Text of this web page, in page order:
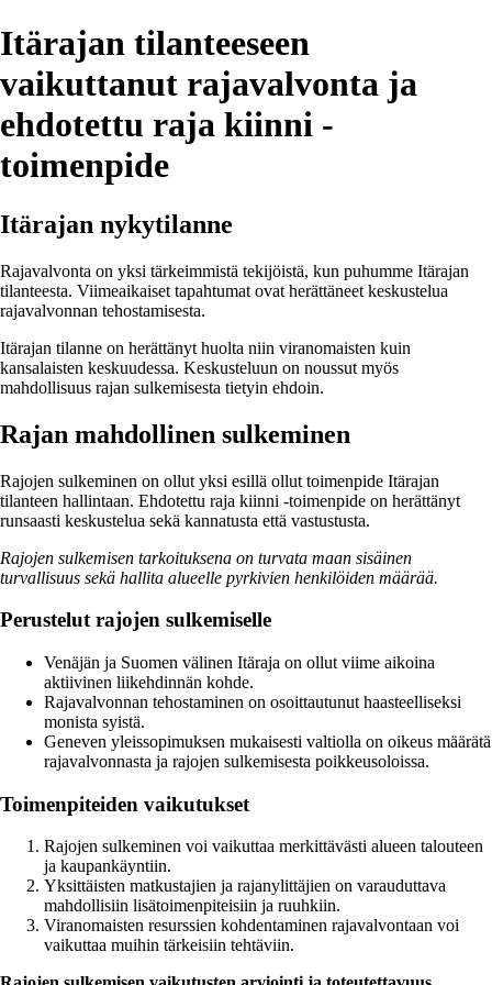
Itärajan tilanteeseen
vaikuttanut rajavalvonta ja
ehdotettu raja kiinni -
toimenpide
Itärajan nykytilanne
Rajavalvonta on yksi tärkeimmistä tekijöistä, kun puhumme Itärajan
tilanteesta. Viimeaikaiset tapahtumat ovat herättäneet keskustelua
rajavalvonnan tehostamisesta.
Itärajan tilanne on herättänyt huolta niin viranomaisten kuin
kansalaisten keskuudessa. Keskusteluun on noussut myös
mahdollisuus rajan sulkemisesta tietyin ehdoin.
Rajan mahdollinen sulkeminen
Rajojen sulkeminen on ollut yksi esillä ollut toimenpide Itärajan
tilanteen hallintaan. Ehdotettu raja kiinni -toimenpide on herättänyt
runsaasti keskustelua sekä kannatusta että vastustusta.
Rajojen sulkemisen tarkoituksena on turvata maan sisäinen
turvallisuus sekä hallita alueelle pyrkivien henkilöiden määrää.
Perustelut rajojen sulkemiselle
Venäjän ja Suomen välinen Itäraja on ollut viime aikoina
aktiivinen liikehdinnän kohde.
Rajavalvonnan tehostaminen on osoittautunut haasteelliseksi
monista syistä.
Geneven yleissopimuksen mukaisesti valtiolla on oikeus määrätä
rajavalvonnasta ja rajojen sulkemisesta poikkeusoloissa.
Toimenpiteiden vaikutukset
Rajojen sulkeminen voi vaikuttaa merkittävästi alueen talouteen
ja kaupankäyntiin.
Yksittäisten matkustajien ja rajanylittäjien on varauduttava
mahdollisiin lisätoimenpiteisiin ja ruuhkiin.
Viranomaisten resurssien kohdentaminen rajavalvontaan voi
vaikuttaa muihin tärkeisiin tehtäviin.